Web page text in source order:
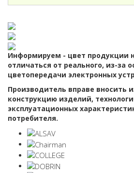
Информируем - цвет продукции
отличаться от реального, из-за
цветопередачи электронных
Производитель вправе вносить
конструкцию изделий,
эксплуатационных
потребителя.